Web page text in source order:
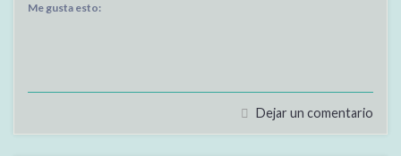
Me gusta esto:
Dejar un comentario